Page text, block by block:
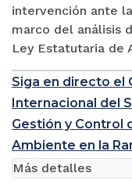
intervención ante
marco del análisis
Ley Estatutaria de
Siga en directo el
Internacional del
Gestión y Control
Ambiente en la
Más detalles